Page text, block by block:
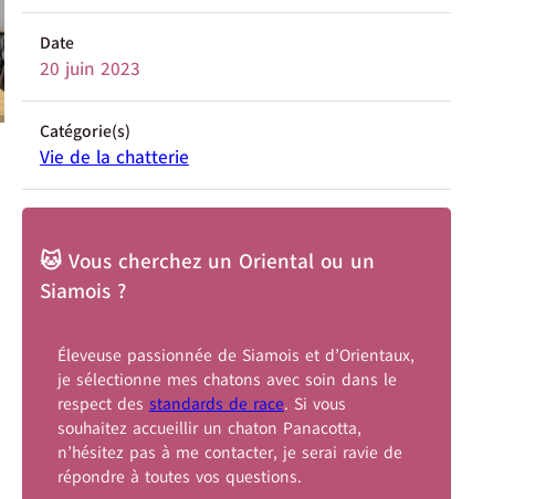
Date
20 juin 2023
Catégorie(s)
Vie de la chatterie
🐱 Vous cherchez un Oriental ou un
Siamois ?
Éleveuse passionnée de Siamois et d’Orientaux,
je sélectionne mes chatons avec soin dans le
respect des standards de race. Si vous
souhaitez accueillir un chaton Panacotta,
n’hésitez pas à me contacter, je serai ravie de
répondre à toutes vos questions.